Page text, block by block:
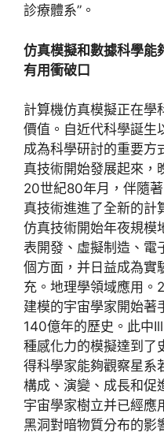
診療體系”。
仿真模擬和數據科學能
有用衝破口
計算機仿真模擬正在學
價值。自近代科學誕生
成為科學研討的重要方
真技術開始發展起來，
20世紀80年月，伴隨
真技術進進了全新的計
仿真技術開始年夜規模
表開發、虛擬制造、電
個方面，并日益成為實
充。地理學領域應用。
建模的宇宙學家開始著
140億年的歷史。此中
種感化力的模擬達到了
得科學家能夠觀察星系
構成、演變、成長和促
宇宙學家樹立并已經應
黑洞對暗物質分布的影